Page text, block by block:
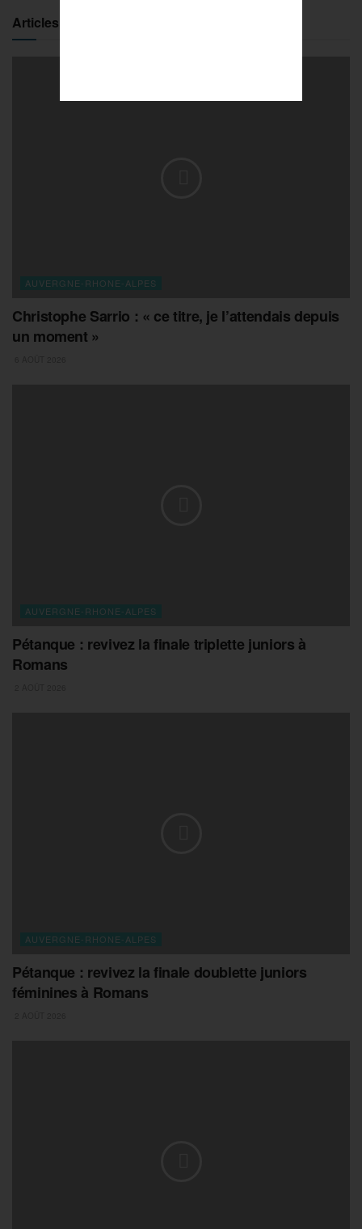
Articles similaires
AUVERGNE-RHONE-ALPES
Christophe Sarrio : « ce titre, je l’attendais depuis
un moment »
AUVERGNE-RHONE-ALPES
Pétanque : revivez la finale triplette juniors à
Romans
AUVERGNE-RHONE-ALPES
Pétanque : revivez la finale doublette juniors
féminines à Romans